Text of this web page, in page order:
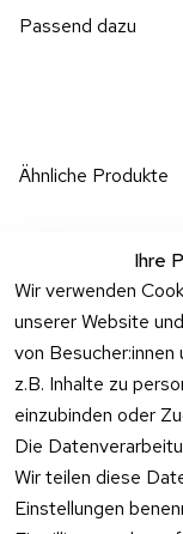
Passend dazu
Ähnliche Produkte
Ihre
Wir verwenden
unserer Website
von
z.B. Inhalte zu
einzubinden oder
Die
Wir teilen diese
Einstellungen
Rechtliches
AGB
Datenschutzer
klärung